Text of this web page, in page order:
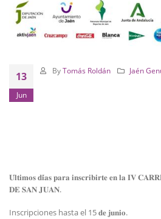
13
Jun
By Tomás Roldán Jaén
𝐔́𝐥𝐭𝐢𝐦𝐨𝐬 𝐝𝐢́𝐚𝐬 𝐩𝐚𝐫𝐚 𝐢𝐧𝐬𝐜𝐫𝐢𝐛𝐢𝐫𝐭𝐞 𝐞𝐧 𝐥𝐚
𝐃𝐄 𝐒𝐀𝐍 𝐉𝐔𝐀𝐍.
Inscripciones hasta el 15 𝐝𝐞 𝐣𝐮𝐧𝐢𝐨.